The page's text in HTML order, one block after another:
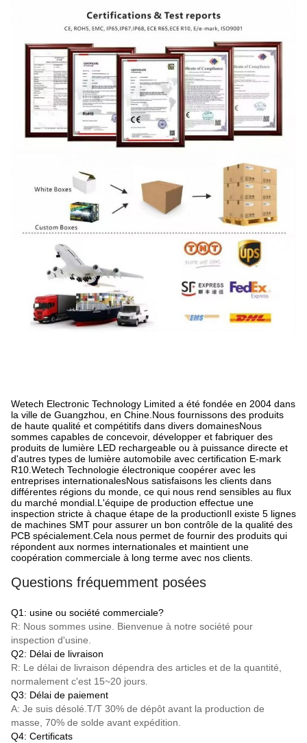
Wetech Electronic Technology Limited a été fondée en 2004 dans
la ville de Guangzhou, en Chine.Nous fournissons des produits
de haute qualité et compétitifs dans divers domainesNous
sommes capables de concevoir, développer et fabriquer des
produits de lumière LED rechargeable ou à puissance directe et
d'autres types de lumière automobile avec certification E-mark
R10.Wetech Technologie électronique coopérer avec les
entreprises internationalesNous satisfaisons les clients dans
différentes régions du monde, ce qui nous rend sensibles au flux
du marché mondial.L'équipe de production effectue une
inspection stricte à chaque étape de la productionIl existe 5 lignes
de machines SMT pour assurer un bon contrôle de la qualité des
PCB spécialement.Cela nous permet de fournir des produits qui
répondent aux normes internationales et maintient une
coopération commerciale à long terme avec nos clients.
Questions fréquemment posées
Q1: usine ou société commerciale?
R: Nous sommes usine. Bienvenue à notre société pour
inspection d'usine.
Q2: Délai de livraison
R: Le délai de livraison dépendra des articles et de la quantité,
normalement c'est 15~20 jours.
Q3: Délai de paiement
A: Je suis désolé. T/T 30% de dépôt avant la production de
masse, 70% de solde avant expédition.
Q4: Certificats